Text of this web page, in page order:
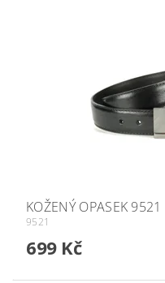
KOŽENÝ OPASEK 9521
9521
699 Kč